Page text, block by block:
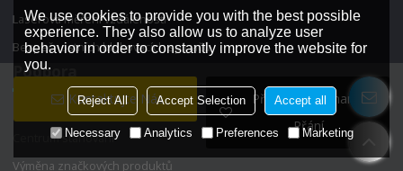
Kontaktujte Nás
Přidat Do Seznamu
Přání
Laserová měření vzdálenosti
Bezpečnostních blokovacích spínačů
Podpora
Získat vzorek
Centrum stahování
Výměna značkových produktů
We use cookies to provide you with the best possible
experience. They also allow us to analyze user
behavior in order to constantly improve the website for
you.
Reject All Accept Selection Accept all
Necessary Analytics Preferences Marketing